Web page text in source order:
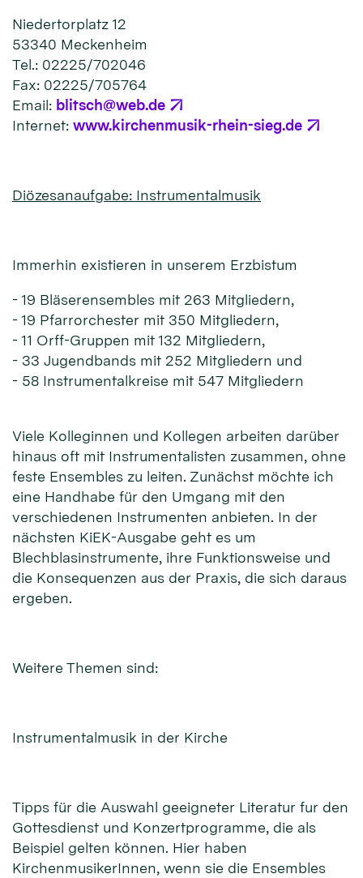
Niedertorplatz 12
53340 Meckenheim
Tel.: 02225/702046
Fax: 02225/705764
Email: blitsch@web.de
Internet: www.kirchenmusik-rhein-sieg.de
Diözesanaufgabe: Instrumentalmusik
Immerhin existieren in unserem Erzbistum
- 19 Bläserensembles mit 263 Mitgliedern,
- 19 Pfarrorchester mit 350 Mitgliedern,
- 11 Orff-Gruppen mit 132 Mitgliedern,
- 33 Jugendbands mit 252 Mitgliedern und
- 58 Instrumentalkreise mit 547 Mitgliedern
Viele Kolleginnen und Kollegen arbeiten darüber
hinaus oft mit Instrumentalisten zusammen, ohne
feste Ensembles zu leiten. Zunächst möchte ich
eine Handhabe für den Umgang mit den
verschiedenen Instrumenten anbieten. In der
nächsten KiEK-Ausgabe geht es um
Blechblasinstrumente, ihre Funktionsweise und
die Konsequenzen aus der Praxis, die sich daraus
ergeben.
Weitere Themen sind:
Instrumentalmusik in der Kirche
Tipps für die Auswahl geeigneter Literatur fur den
Gottesdienst und Konzertprogramme, die als
Beispiel gelten können. Hier haben
KirchenmusikerInnen, wenn sie die Ensembles